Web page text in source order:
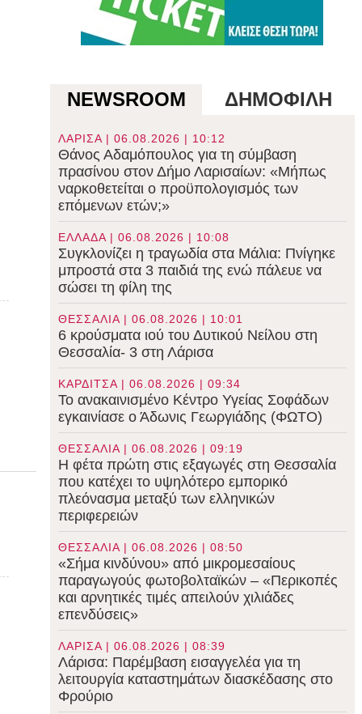
NEWSROOM ΔΗΜΟΦΙΛΗ
ΛΑΡΙΣΑ | 06.08.2026 | 10:12
Θάνος Αδαμόπουλος για τη σύμβαση
πρασίνου στον Δήμο Λαρισαίων: «Μήπως
ναρκοθετείται ο προϋπολογισμός των
επόμενων ετών;»
ΕΛΛΑΔΑ | 06.08.2026 | 10:08
Συγκλονίζει η τραγωδία στα Μάλια: Πνίγηκε
μπροστά στα 3 παιδιά της ενώ πάλευε να
σώσει τη φίλη της
ΘΕΣΣΑΛΙΑ | 06.08.2026 | 10:01
6 κρούσματα ιού του Δυτικού Νείλου στη
Θεσσαλία- 3 στη Λάρισα
ΚΑΡΔΙΤΣΑ | 06.08.2026 | 09:34
Το ανακαινισμένο Κέντρο Υγείας Σοφάδων
εγκαινίασε ο Άδωνις Γεωργιάδης (ΦΩΤΟ)
ΘΕΣΣΑΛΙΑ | 06.08.2026 | 09:19
Η φέτα πρώτη στις εξαγωγές στη Θεσσαλία
που κατέχει το υψηλότερο εμπορικό
πλεόνασμα μεταξύ των ελληνικών
περιφερειών
ΘΕΣΣΑΛΙΑ | 06.08.2026 | 08:50
«Σήμα κινδύνου» από μικρομεσαίους
παραγωγούς φωτοβολταϊκών – «Περικοπές
και αρνητικές τιμές απειλούν χιλιάδες
επενδύσεις»
ΛΑΡΙΣΑ | 06.08.2026 | 08:39
Λάρισα: Παρέμβαση εισαγγελέα για τη
λειτουργία καταστημάτων διασκέδασης στο
Φρούριο